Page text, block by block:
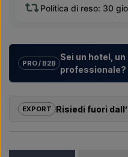
Politica di reso: 30
PRO / B2B
Sei un hotel,
professionale?
immobiliari con
dalla scelta del modello alla
grande? Contattaci –
EXPORT Risiedi fuori
webshop. Puoi invece